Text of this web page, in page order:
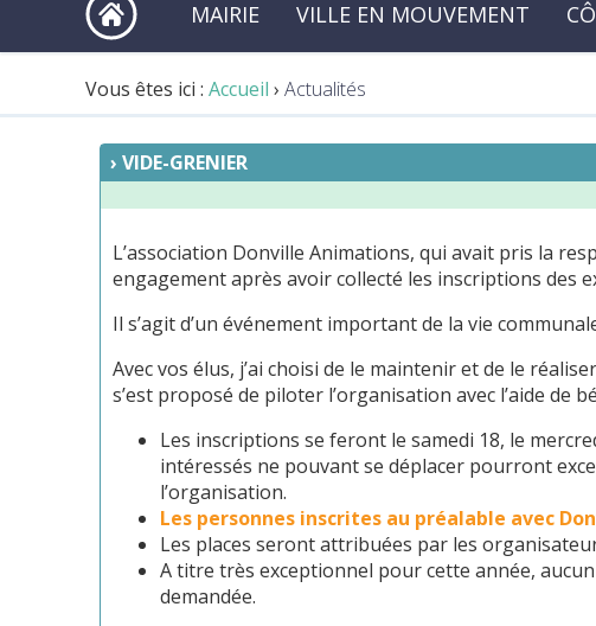
MAIRIE VILLE EN MOUVEMENT
Vous êtes ici : Accueil › Actualités
VIDE-GRENIER
L’association Donville Animations, qui avait pris la
engagement après avoir collecté les inscriptions des
Il s’agit d’un événement important de la vie
Avec vos élus, j’ai choisi de le maintenir et de le
s’est proposé de piloter l’organisation avec l’aide
Les inscriptions se feront le samedi 18, le
intéressés ne pouvant se déplacer pourront
l’organisation.
Les personnes inscrites au préalable avec
Les places seront attribuées par les
A titre très exceptionnel pour cette année,
demandée.